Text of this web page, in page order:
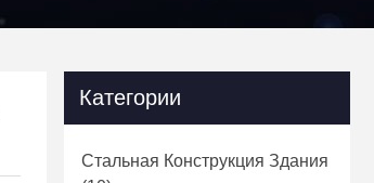
Категории
Стальная Конструкция Здания